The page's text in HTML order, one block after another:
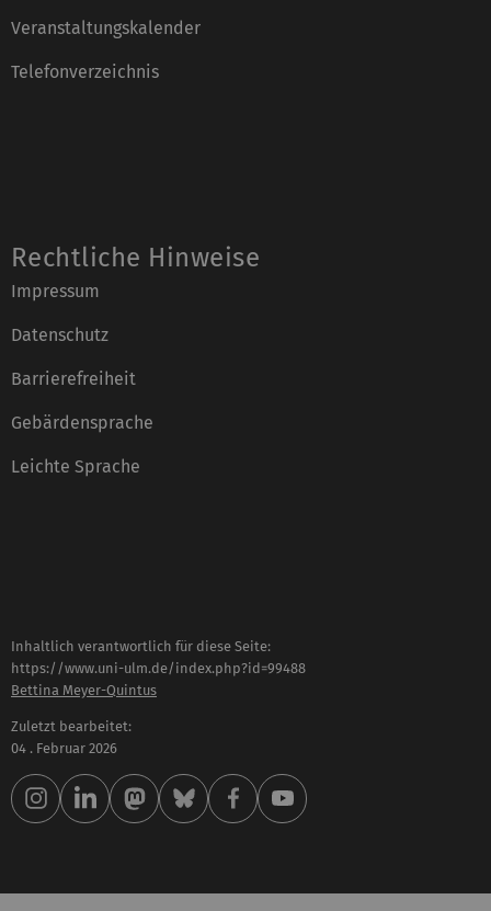
Veranstaltungskalender
Telefonverzeichnis
Rechtliche Hinweise
Impressum
Datenschutz
Barrierefreiheit
Gebärdensprache
Leichte Sprache
Inhaltlich verantwortlich für diese Seite:
https://www.uni-ulm.de/index.php?id=99488
Bettina Meyer-Quintus
Zuletzt bearbeitet:
04 . Februar 2026